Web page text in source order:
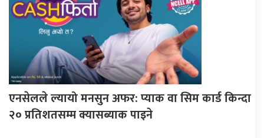
एनसेलले ल्यायो मनसुन अफर: प्याक वा सिम कार्ड किन्दा
२० प्रतिशतसम्म क्यासब्याक पाइने